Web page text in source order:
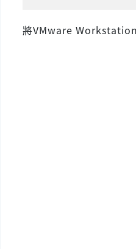
將VMware Workstation